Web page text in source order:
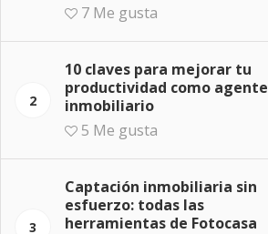
7 Me gusta
2
10 claves para mejorar tu
productividad como agente
inmobiliario
5 Me gusta
3
Captación inmobiliaria sin
esfuerzo: todas las
herramientas de Fotocasa